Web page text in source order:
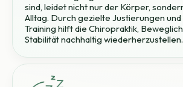
sind, leidet nicht nur der Körper,
Alltag. Durch gezielte Justierungen
Training hilft die Chiropraktik,
Stabilität nachhaltig wiederherzustellen.